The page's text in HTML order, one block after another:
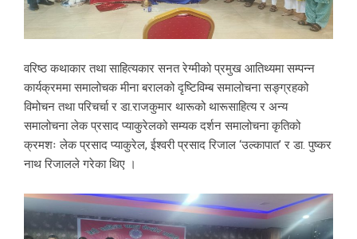
वरिष्ठ कथाकार तथा साहित्यकार सनत रेग्मीको प्रमुख आतिथ्यमा सम्पन्न
कार्यक्रममा समालोचक मीना बरालको दृष्टिविम्ब समालोचना सङ्ग्रहको
विमोचन तथा परिचर्चा र डा.राजकुमार थारूको थारूसाहित्य र अन्य
समालोचना लेक प्रसाद प्याकुरेलको सम्यक दर्शन समालोचना कृतिको
क्रमशः लेक प्रसाद प्याकुरेल, ईश्वरी प्रसाद रिजाल ‘उल्कापात’ र डा. पुष्कर
नाथ रिजालले गरेका थिए ।